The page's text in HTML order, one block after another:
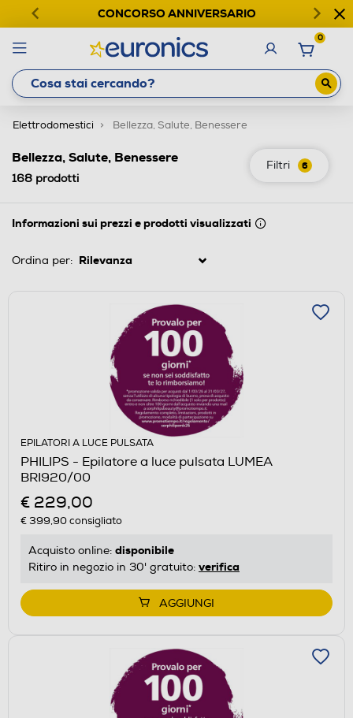
CONCORSO ANNIVERSARIO
0
Elettrodomestici Bellezza, Salute, Benessere
Filtri 6
Bellezza, Salute, Benessere
168 prodotti
Informazioni sui prezzi e prodotti visualizzati
Ordina per:
EPILATORI A LUCE PULSATA
PHILIPS - Epilatore a luce pulsata LUMEA
BRI920/00
€ 229,00
€ 399,90consigliato
Acquisto online: disponibile
Ritiro in negozio in 30' gratuito: verifica
AGGIUNGI